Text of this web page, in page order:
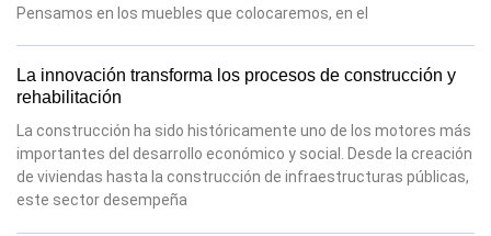
Pensamos en los muebles que colocaremos, en el
La innovación transforma los procesos de construcción y
rehabilitación
La construcción ha sido históricamente uno de los motores más
importantes del desarrollo económico y social. Desde la creación
de viviendas hasta la construcción de infraestructuras públicas,
este sector desempeña